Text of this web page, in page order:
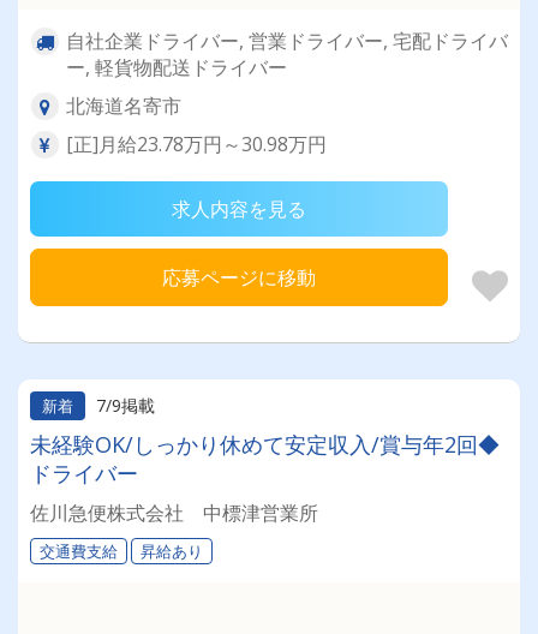
自社企業ドライバー, 営業ドライバー, 宅配ドライバ
ー, 軽貨物配送ドライバー
北海道名寄市
[正]月給23.78万円～30.98万円
求人内容を見る
応募ページに移動
新着 7/9掲載
未経験OK/しっかり休めて安定収入/賞与年2回◆
ドライバー
佐川急便株式会社 中標津営業所
交通費支給 昇給あり